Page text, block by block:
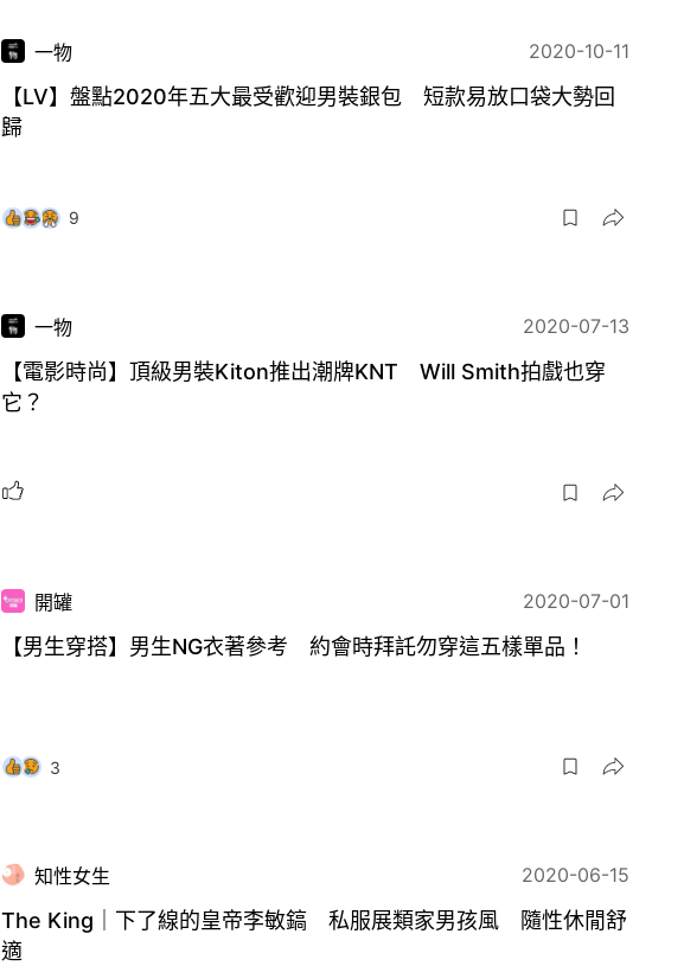
一物 2020-10-11
【LV】盤點2020年五大最受歡迎男裝銀包 短款易放口袋大勢回
歸
9
一物 2020-07-13
【電影時尚】頂級男裝Kiton推出潮牌KNT Will Smith拍戲也穿
它？
開罐 2020-07-01
【男生穿搭】男生NG衣著參考 約會時拜託勿穿這五樣單品！
3
知性女生 2020-06-15
The King｜下了線的皇帝李敏鎬 私服展類家男孩風 隨性休閒舒
適